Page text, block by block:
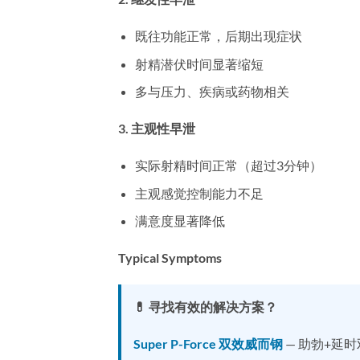
既往功能正常，后期出现症状
射精潜伏时间显著缩短
多与压力、疾病或药物相关
3. 主观性早泄
实际射精时间正常（超过3分钟）
主观感觉控制能力不足
满意度显著降低
Typical Symptoms
💊 寻找有效的解决方案？
Super P-Force 双效威而钢 — 助勃+延时